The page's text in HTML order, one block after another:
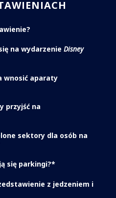
na wydarzenie Disney
wnosić aparaty
przyjść na
sektory dla osób na
się parkingi?*
z jedzeniem i